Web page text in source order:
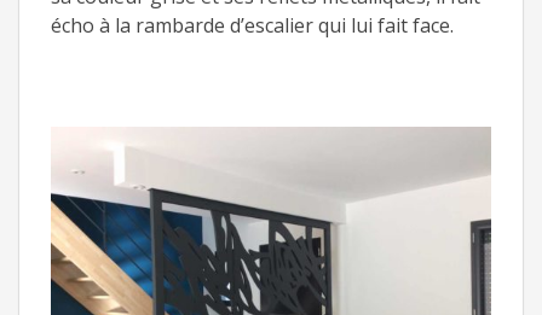
écho à la rambarde d’escalier qui lui fait face.